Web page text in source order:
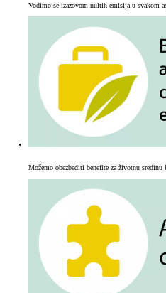
Vodimo se izazovom nultih emisija u svakom
Možemo obezbediti benefite za životnu sredinu